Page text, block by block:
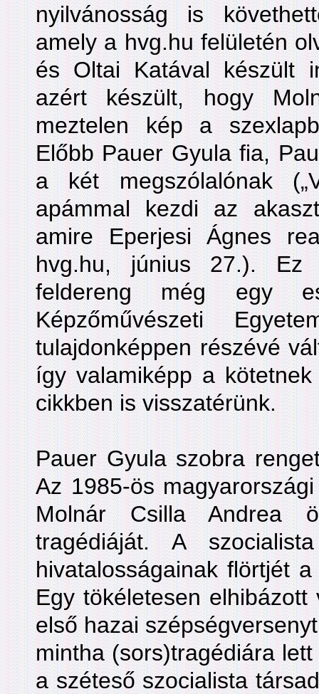
nyilvánosság is
amely a hvg.hu felületén
és Oltai Katával készült
azért készült, hogy
meztelen kép a
Előbb Pauer Gyula fia,
a két megszólalónak
apámmal kezdi az
amire Eperjesi Ágnes
hvg.hu, június 27.). Ez
feldereng még egy
Képzőművészeti
tulajdonképpen részévé
így valamiképp a
cikkben is visszatérünk.
Pauer Gyula szobra
Az 1985-ös
Molnár Csilla Andrea
tragédiáját. A
hivatalosságainak flörtjét
Egy tökéletesen
első hazai
mintha (sors)tragédiára
a széteső szocialista